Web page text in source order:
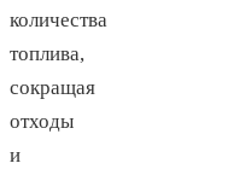
количества
топлива,
сокращая
отходы
и